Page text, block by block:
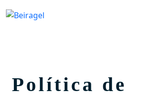
Política de